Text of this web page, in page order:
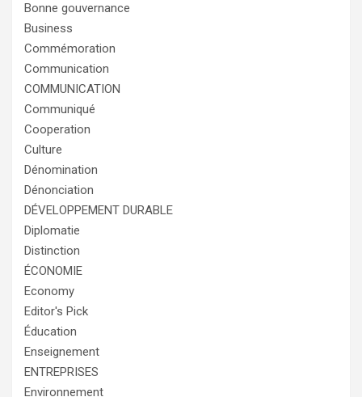
Bonne gouvernance
Business
Commémoration
Communication
COMMUNICATION
Communiqué
Cooperation
Culture
Dénomination
Dénonciation
DÉVELOPPEMENT DURABLE
Diplomatie
Distinction
ÉCONOMIE
Economy
Editor's Pick
Éducation
Enseignement
ENTREPRISES
Environnement